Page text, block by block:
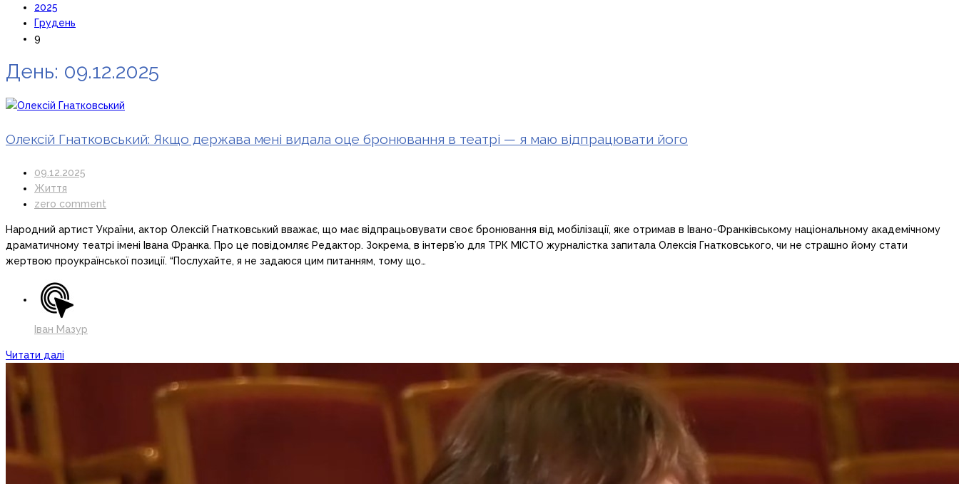
2025
Грудень
9
День: 09.12.2025
Олексій Гнатковський: Якщо держава мені видала оце бронювання в театрі — я маю відпрацювати його
09.12.2025
Життя
zero comment
Народний артист України, актор Олексій Гнатковський вважає, що має відпрацьовувати своє бронювання від мобілізації, яке отримав в Івано-Франківському національному академічному
драматичному театрі імені Івана Франка. Про це повідомляє Редактор. Зокрема, в інтерв’ю для ТРК МІСТО журналістка запитала Олексія Гнатковського, чи не страшно йому стати
жертвою проукраїнської позиції. “Послухайте, я не задаюся цим питанням, тому що…
Іван Мазур
Читати далі